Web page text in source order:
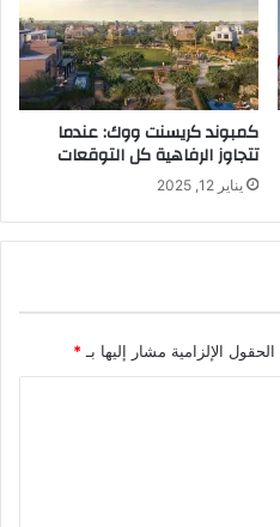
كمبوند كريسنت ووك: عندما
تتجاوز الرفاهية كل التوقعات
يناير 12, 2025
الحقول الإلزامية مشار إليها بـ *